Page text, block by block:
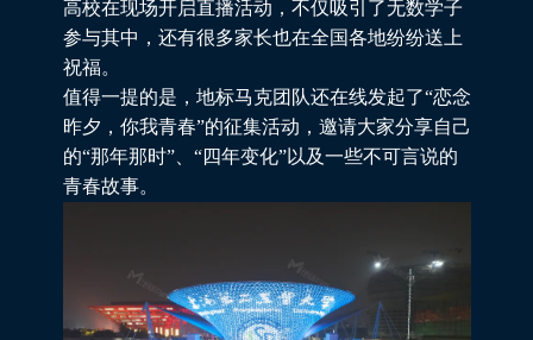
高校在现场开启直播活动，不仅吸引了无数学子
参与其中，还有很多家长也在全国各地纷纷送上
祝福。
值得一提的是，地标马克团队还在线发起了“恋念
昨夕，你我青春”的征集活动，邀请大家分享自己
的“那年那时”、“四年变化”以及一些不可言说的
青春故事。